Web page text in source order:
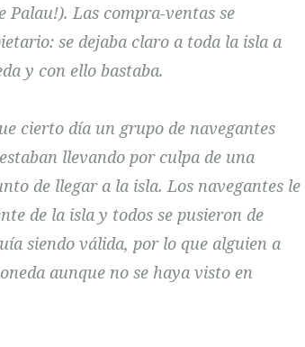
Palau!). Las compra-ventas se
se dejaba claro a toda la isla a
y con ello bastaba.
cierto día un grupo de navegantes
llevando por culpa de una
de llegar a la isla. Los navegantes le
de la isla y todos se pusieron de
siendo válida, por lo que alguien a
aunque no se haya visto en